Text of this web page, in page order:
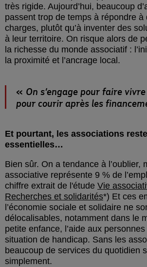
très rigide. Aujourd’hui, beaucoup
passent trop de temps à répondre à
charges, plutôt qu’à inventer des
à leur territoire. On risque alors de
la richesse du monde associatif :
la proximité et l’ancrage local.
On s’engage pour faire
pour courir après les
Et pourtant, les associations
essentielles…
Bien sûr. On a tendance à l’oublier,
associative représente 9 % de
chiffre extrait de l'étude Vie
Recherches et solidarités*) Et ces
l’économie sociale et solidaire ne
délocalisables, notamment dans le
petite enfance, l’aide aux
situation de handicap. Sans les
beaucoup de services du quotidien
simplement.